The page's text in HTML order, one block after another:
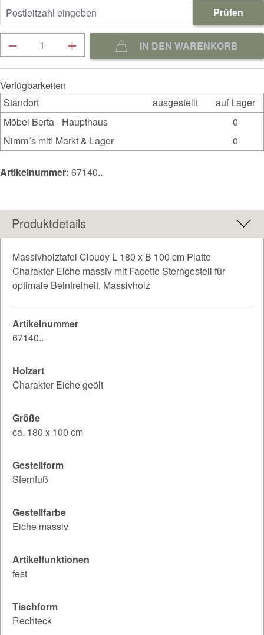
Prüfen
Produkt Anzahl: Gib den gewünschten Wert
IN DEN WARENKORB
Verfügbarkeiten
Standort
ausgestellt
auf Lager
Möbel Berta - Haupthaus
0
Nimm´s mit! Markt & Lager
0
Artikelnummer: 67140..
Produktdetails
Massivholztafel Cloudy L 180 x B 100 cm Platte
Charakter-Eiche massiv mit Facette Sterngestell für
optimale Beinfreiheit, Massivholz
Artikelnummer
67140..
Holzart
Charakter Eiche geölt
Größe
ca. 180 x 100 cm
Gestellform
Sternfuß
Gestellfarbe
Eiche massiv
Artikelfunktionen
fest
Tischform
Rechteck